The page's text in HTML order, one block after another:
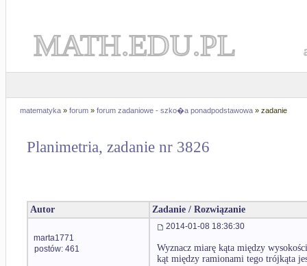
MATH.EDU.PL
matematyka » forum » forum zadaniowe - szko�a ponadpodstawowa » zadanie
Planimetria, zadanie nr 3826
Autor Zadanie / Rozwiązanie
marta1771
postów: 461
2014-01-08 18:36:30
Wyznacz miarę kąta między
kąt między ramionami tego trójkąta